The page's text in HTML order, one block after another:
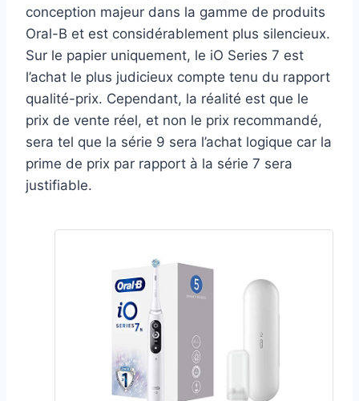
conception majeur dans la gamme de produits
Oral-B et est considérablement plus silencieux.
Sur le papier uniquement, le iO Series 7 est
l’achat le plus judicieux compte tenu du rapport
qualité-prix. Cependant, la réalité est que le
prix de vente réel, et non le prix recommandé,
sera tel que la série 9 sera l’achat logique car la
prime de prix par rapport à la série 7 sera
justifiable.